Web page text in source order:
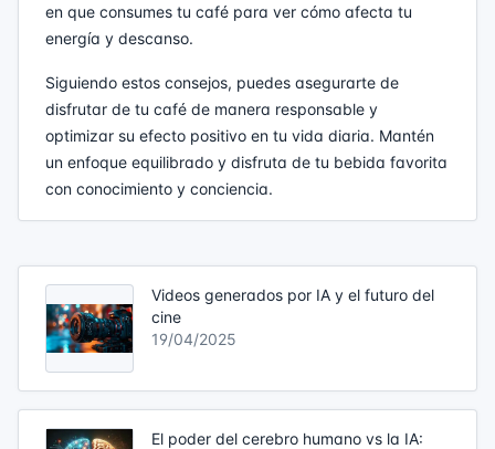
en que consumes tu café para ver cómo afecta tu
energía y descanso.
Siguiendo estos consejos, puedes asegurarte de
disfrutar de tu café de manera responsable y
optimizar su efecto positivo en tu vida diaria. Mantén
un enfoque equilibrado y disfruta de tu bebida favorita
con conocimiento y conciencia.
Videos generados por IA y el futuro del
cine
19/04/2025
El poder del cerebro humano vs la IA: